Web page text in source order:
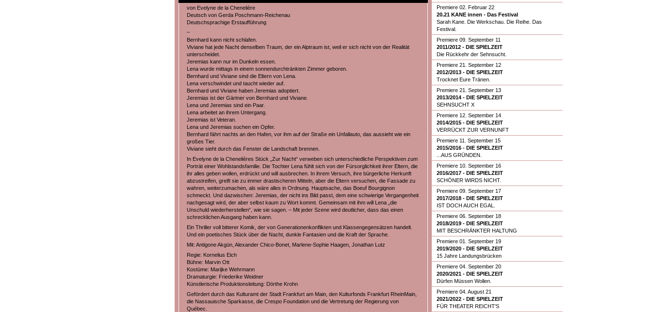
von Evelyne de la Chenelière
Deutsch von Gerda Poschmann-Reichenau
Deutschsprachige Erstaufführung
Bernhard kann nicht schlafen.
Viviane hat jede Nacht denselben Traum, der ein Alptraum ist, weil er sich nicht von der Realität
unterscheidet.
Jeremias kann nur im Dunkeln essen.
Lena wurde mittags in einem sonnendurchtränkten Zimmer geboren.
Bernhard und Viviane sind die Eltern von Lena.
Lena verschwindet und taucht wieder auf.
Bernhard und Viviane haben Jeremias adoptiert.
Jeremias ist der Gärtner von Bernhard und Viviane.
Lena und Jeremias sind ein Paar.
Lena arbeitet an ihrem Untergang.
Jeremias ist Veteran.
Lena und Jeremias suchen ein Opfer.
Bernhard fährt nachts an den Hafen, vor ihm auf der Straße ein Unfallauto, das aussieht wie ein
großes Tier.
Viviane sieht durch das Fenster die Landschaft brennen.
In Evelyne de la Chenelières Stück „Zur Nacht“ verweben sich unterschiedliche Perspektiven zum
Porträt einer Wohlstandsfamilie. Die Tochter Lena fühlt sich von der Fürsorglichkeit ihrer Eltern, die
ihr alles geben wollen, erdrückt und will ausbrechen. In ihrem Versuch, ihre bürgerliche Herkunft
abzustreifen, greift sie zu immer drastischeren Mitteln, aber die Eltern versuchen, die Fassade zu
wahren, weiterzumachen, als wäre alles in Ordnung. Hauptsache, das Boeuf Bourgignon
schmeckt. Und dazwischen: Jeremias, der nicht ins Bild passt, dem eine schwierige Vergangenheit
nachgesagt wird, der aber selbst kaum zu Wort kommt. Gemeinsam mit ihm will Lena „die
Unschuld wiederherstellen“, wie sie sagen. – Mit jeder Szene wird deutlicher, dass das einen
schrecklichen Ausgang haben kann.
Ein Thriller voll bitterer Komik, der von Generationenkonflikten und Klassengegensätzen handelt.
Und ein poetisches Stück über die Nacht, dunkle Fantasien und die Kraft der Sprache.
Mit: Antigone Akgün, Alexander Chico-Bonet, Marlene-Sophie Haagen, Jonathan Lutz
Regie: Kornelius Eich
Bühne: Marvin Ott
Kostüme: Marijke Wehrmann
Dramaturgie: Friederike Weidner
Künstlerische Produktionsleitung: Dörthe Krohn
Gefördert durch das Kulturamt der Stadt Frankfurt am Main, den Kulturfonds Frankfurt RheinMain,
die Nassauische Sparkasse, die Crespo Foundation und die Vertretung der Regierung von
Québec.
Premiere 02. Februar 22
20.21 KANE innen - Das Festival
Sarah Kane. Die Werkschau. Die Reihe. Das
Festival.
Premiere 09. September 11
2011/2012 - DIE SPIELZEIT
Die Rückkehr der Sehnsucht.
Premiere 21. September 12
2012/2013 - DIE SPIELZEIT
Trocknet Eure Tränen.
Premiere 21. September 13
2013/2014 - DIE SPIELZEIT
SEHNSUCHT X
Premiere 12. September 14
2014/2015 - DIE SPIELZEIT
VERRÜCKT ZUR VERNUNFT
Premiere 11. September 15
2015/2016 - DIE SPIELZEIT
...AUS GRÜNDEN.
Premiere 10. September 16
2016/2017 - DIE SPIELZEIT
SCHÖNER WIRDS NICHT.
Premiere 09. September 17
2017/2018 - DIE SPIELZEIT
IST DOCH AUCH EGAL.
Premiere 06. September 18
2018/2019 - DIE SPIELZEIT
MIT BESCHRÄNKTER HALTUNG
Premiere 01. September 19
2019/2020 - DIE SPIELZEIT
15 Jahre Landungsbrücken
Premiere 04. September 20
2020/2021 - DIE SPIELZEIT
Dürfen Müssen Wollen.
Premiere 04. August 21
2021/2022 - DIE SPIELZEIT
FÜR THEATER REICHT'S